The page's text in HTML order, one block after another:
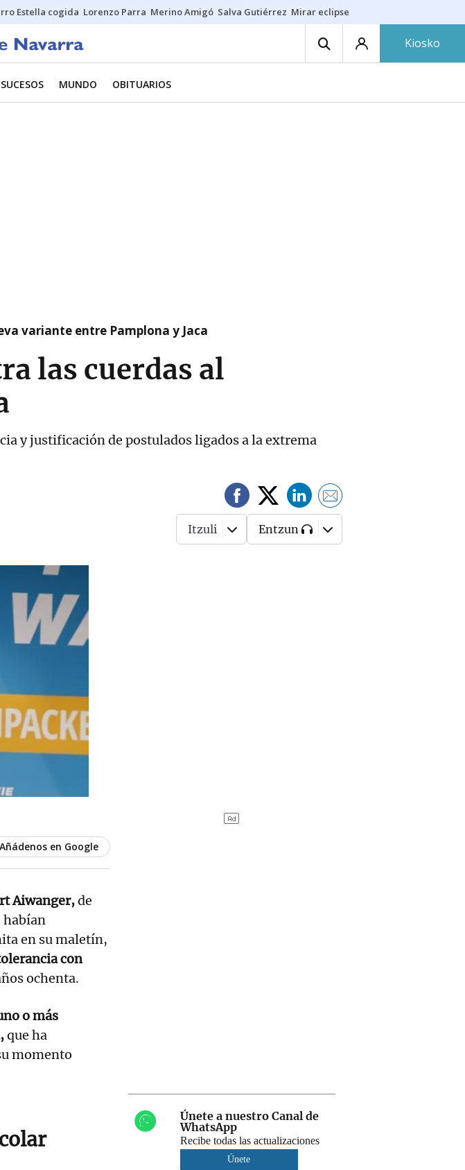
Estella cogida Lorenzo Parra Merino Amigó Salva Gutiérrez Mirar eclipse
Kiosko
SUCESOS MUNDO OBITUARIOS
variante entre Pamplona y Jaca
las cuerdas al
y justificación de postulados ligados a la extrema
Itzuli Entzun
Añádenos en Google
Aiwanger,de
habían
en su maletín,
con
ochenta.
o más
que ha
momento
Únete a nuestro Canal de
WhatsApp
Recibe todas las actualizaciones
Únete